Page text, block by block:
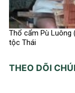
Thổ cẩm Pù Luông
tộc Thái
THEO DÕI